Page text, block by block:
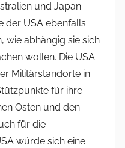
und Japan
der USA ebenfalls
wie abhängig sie sich
wollen. Die USA
Militärstandorte in
für ihre
Osten und den
für die
würde sich eine